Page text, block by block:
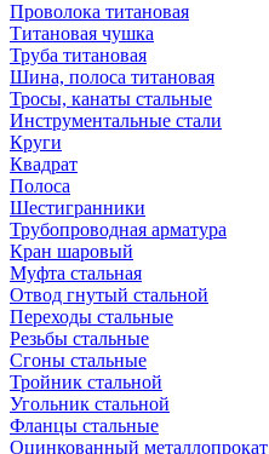
Проволока титановая
Титановая чушка
Труба титановая
Шина, полоса титановая
Тросы, канаты стальные
Инструментальные стали
Круги
Квадрат
Полоса
Шестигранники
Трубопроводная арматура
Кран шаровый
Муфта стальная
Отвод гнутый стальной
Переходы стальные
Резьбы стальные
Сгоны стальные
Тройник стальной
Угольник стальной
Фланцы стальные
Оцинкованный металлопрокат